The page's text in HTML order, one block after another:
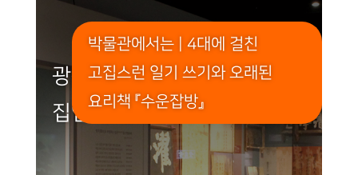
박물관에서는 | 4대에 걸친
고집스런 일기 쓰기와 오래된
요리책 『수운잡방』
광산김씨 예안파 김효로
집안의 가족 이야기 전시